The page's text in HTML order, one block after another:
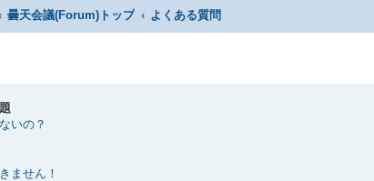
曇天会議(Forum)トップ よくある質問
いの？
ません！